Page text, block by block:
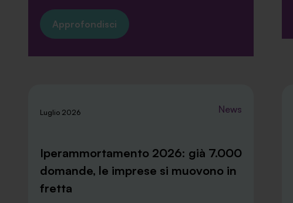
Approfondisci
Luglio 2026 News
Iperammortamento 2026: già 7.000
domande, le imprese si muovono in
fretta